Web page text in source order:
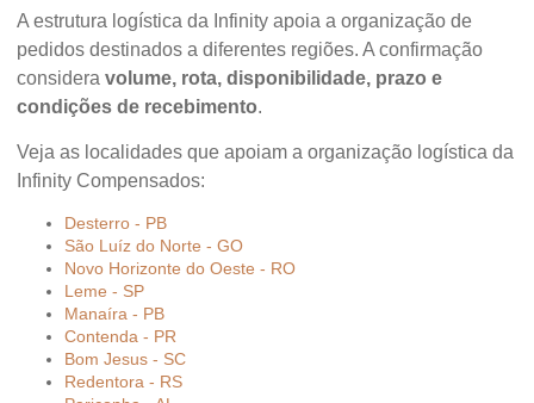
A estrutura logística da Infinity apoia a organização de
pedidos destinados a diferentes regiões. A confirmação
considera volume, rota, disponibilidade, prazo e
condições de recebimento.
Veja as localidades que apoiam a organização logística da
Infinity Compensados:
Desterro - PB
São Luíz do Norte - GO
Novo Horizonte do Oeste - RO
Leme - SP
Manaíra - PB
Contenda - PR
Bom Jesus - SC
Redentora - RS